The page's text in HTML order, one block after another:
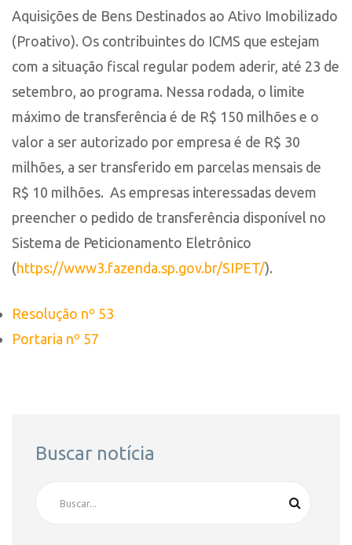
Aquisições de Bens Destinados ao Ativo Imobilizado
(Proativo). Os contribuintes do ICMS que estejam
com a situação fiscal regular podem aderir, até 23 de
setembro, ao programa. Nessa rodada, o limite
máximo de transferência é de R$ 150 milhões e o
valor a ser autorizado por empresa é de R$ 30
milhões, a ser transferido em parcelas mensais de
R$ 10 milhões. As empresas interessadas devem
preencher o pedido de transferência disponível no
Sistema de Peticionamento Eletrônico
(https://www3.fazenda.sp.gov.br/SIPET/).
Resolução nº 53
Portaria nº 57
Buscar notícia